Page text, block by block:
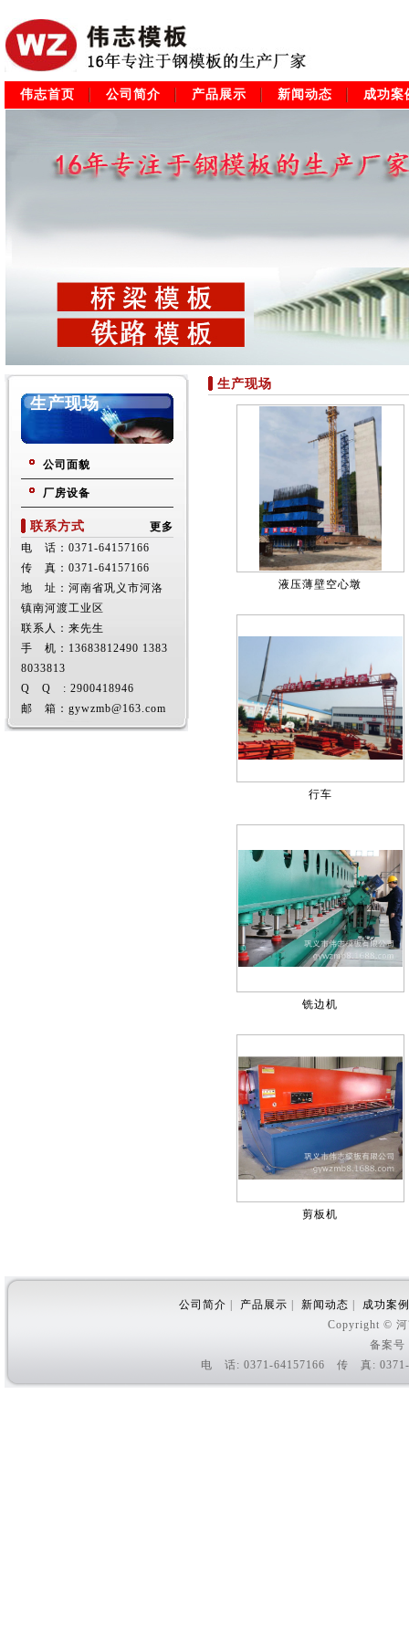
伟志首页 公司简介 产品展示 新闻动态 成功案
生产现场
公司面貌
厂房设备
更多
联系方式
电 话：0371-64157166
传 真：0371-64157166
地 址：河南省巩义市河洛
镇南河渡工业区
联系人：来先生
手 机：13683812490 1383
8033813
Q Q : 2900418946
邮 箱：gywzmb@163.com
生产现场
液压薄壁空心墩
行车
铣边机
剪板机
公司简介 产品展示 新闻动态
成功案例
Copyright © 河
备案号
电 话: 0371-64157166 传 真: 0371-